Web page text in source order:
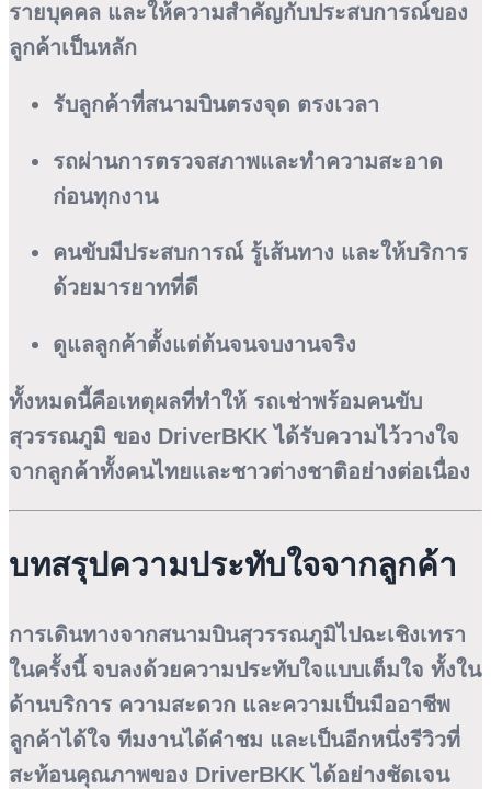
รายบุคคล และให้ความสำคัญกับประสบการณ์ของ
ลูกค้าเป็นหลัก
รับลูกค้าที่สนามบินตรงจุด ตรงเวลา
รถผ่านการตรวจสภาพและทำความสะอาด
ก่อนทุกงาน
คนขับมีประสบการณ์ รู้เส้นทาง และให้บริการ
ด้วยมารยาทที่ดี
ดูแลลูกค้าตั้งแต่ต้นจนจบงานจริง
ทั้งหมดนี้คือเหตุผลที่ทำให้ รถเช่าพร้อมคนขับ
สุวรรณภูมิ ของ DriverBKK ได้รับความไว้วางใจ
จากลูกค้าทั้งคนไทยและชาวต่างชาติอย่างต่อเนื่อง
บทสรุปความประทับใจจากลูกค้า
การเดินทางจากสนามบินสุวรรณภูมิไปฉะเชิงเทรา
ในครั้งนี้ จบลงด้วยความประทับใจแบบเต็มใจ ทั้งใน
ด้านบริการ ความสะดวก และความเป็นมืออาชีพ
ลูกค้าได้ใจ ทีมงานได้คำชม และเป็นอีกหนึ่งรีวิวที่
สะท้อนคุณภาพของ DriverBKK ได้อย่างชัดเจน